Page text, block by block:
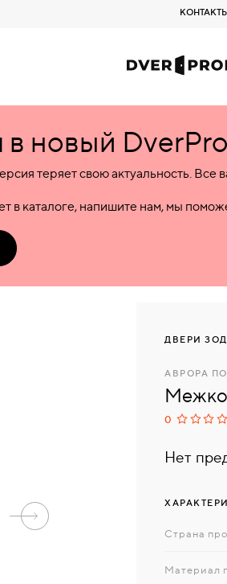
новый
теряет свою актуальность.
в каталоге, напишите нам, мы
ДВЕРИ
АВРОРА ПО
0
Нет
Страна
Материал